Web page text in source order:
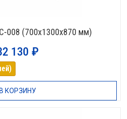
008 (700х1300х870 мм)
130 ₽
В КОРЗИНУ